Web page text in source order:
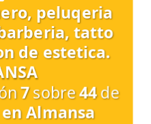
peluqeria
tatto
de estetica.
7sobre44de
Almansa